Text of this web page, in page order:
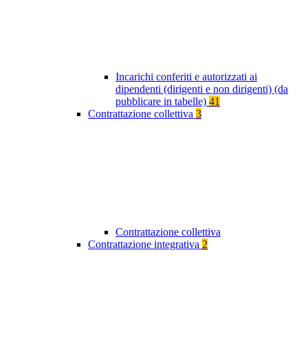
Incarichi conferiti e autorizzati ai
dipendenti (dirigenti e non dirigenti) (da
pubblicare in tabelle) 41
Contrattazione collettiva 3
Contrattazione collettiva
Contrattazione integrativa 2